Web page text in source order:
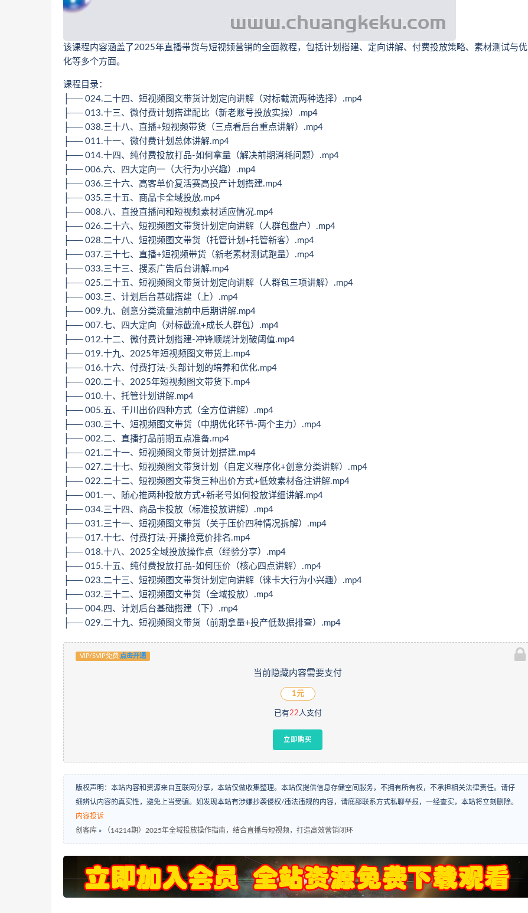
该课程内容涵盖了2025年直播带货与短视频营销的全面教程，包括计划搭建、定向讲解、付费投放策略、素材测试与优
化等多个方面。
课程目录：
├── 024.二十四、短视频图文带货计划定向讲解（对标截流两种选择）.mp4
├── 013.十三、微付费计划搭建配比（新老账号投放实操）.mp4
├── 038.三十八、直播+短视频带货（三点看后台重点讲解）.mp4
├── 011.十一、微付费计划总体讲解.mp4
├── 014.十四、纯付费投放打品-如何拿量（解决前期消耗问题）.mp4
├── 006.六、四大定向一（大行为小兴趣）.mp4
├── 036.三十六、高客单价复活赛高投产计划搭建.mp4
├── 035.三十五、商品卡全域投放.mp4
├── 008.八、直投直播间和短视频素材适应情况.mp4
├── 026.二十六、短视频图文带货计划定向讲解（人群包盘户）.mp4
├── 028.二十八、短视频图文带货（托管计划+托管新客）.mp4
├── 037.三十七、直播+短视频带货（新老素材测试跑量）.mp4
├── 033.三十三、搜素广告后台讲解.mp4
├── 025.二十五、短视频图文带货计划定向讲解（人群包三项讲解）.mp4
├── 003.三、计划后台基础搭建（上）.mp4
├── 009.九、创意分类流量池前中后期讲解.mp4
├── 007.七、四大定向（对标截流+成长人群包）.mp4
├── 012.十二、微付费计划搭建-冲锋顺烧计划破阈值.mp4
├── 019.十九、2025年短视频图文带货上.mp4
├── 016.十六、付费打法-头部计划的培养和优化.mp4
├── 020.二十、2025年短视频图文带货下.mp4
├── 010.十、托管计划讲解.mp4
├── 005.五、千川出价四种方式（全方位讲解）.mp4
├── 030.三十、短视频图文带货（中期优化环节-两个主力）.mp4
├── 002.二、直播打品前期五点准备.mp4
├── 021.二十一、短视频图文带货计划搭建.mp4
├── 027.二十七、短视频图文带货计划（自定义程序化+创意分类讲解）.mp4
├── 022.二十二、短视频图文带货三种出价方式+低效素材备注讲解.mp4
├── 001.一、随心推两种投放方式+新老号如何投放详细讲解.mp4
├── 034.三十四、商品卡投放（标准投放讲解）.mp4
├── 031.三十一、短视频图文带货（关于压价四种情况拆解）.mp4
├── 017.十七、付费打法-开播抢竞价排名.mp4
├── 018.十八、2025全域投放操作点（经验分享）.mp4
├── 015.十五、纯付费投放打品-如何压价（核心四点讲解）.mp4
├── 023.二十三、短视频图文带货计划定向讲解（徕卡大行为小兴趣）.mp4
├── 032.三十二、短视频图文带货（全域投放）.mp4
├── 004.四、计划后台基础搭建（下）.mp4
├── 029.二十九、短视频图文带货（前期拿量+投产低数据排查）.mp4
VIP/SVIP免费 点击开通
当前隐藏内容需要支付
1元
已有22人支付
立即购买
版权声明：本站内容和资源来自互联网分享，本站仅做收集整理。本站仅提供信息存储空间服务，不拥有所有权，不承担相关法律责任。请仔
细辨认内容的真实性，避免上当受骗。如发现本站有涉嫌抄袭侵权/违法违规的内容，请底部联系方式私聊举报，一经查实，本站将立刻删除。
内容投诉
创客库 » （14214期）2025年全域投放操作指南，结合直播与短视频，打造高效营销闭环